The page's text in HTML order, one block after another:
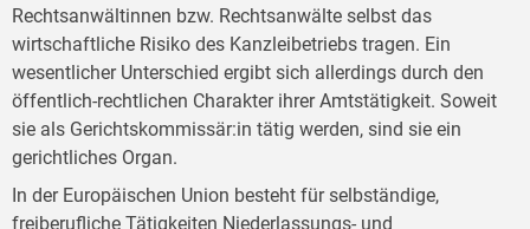
Rechtsanwältinnen bzw. Rechtsanwälte selbst das
wirtschaftliche Risiko des Kanzleibetriebs tragen. Ein
wesentlicher Unterschied ergibt sich allerdings durch den
öffentlich-rechtlichen Charakter ihrer Amtstätigkeit. Soweit
sie als Gerichtskommissär:in tätig werden, sind sie ein
gerichtliches Organ.
In der Europäischen Union besteht für selbständige,
freiberufliche Tätigkeiten Niederlassungs- und